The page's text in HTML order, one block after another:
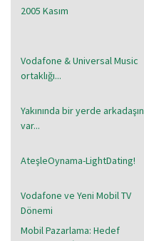
2005 Kasım
Vodafone & Universal Music
ortaklığı...
Yakınında bir yerde arkadaşın
var...
AteşleOynama-LightDating!
Vodafone ve Yeni Mobil TV
Dönemi
Mobil Pazarlama: Hedef